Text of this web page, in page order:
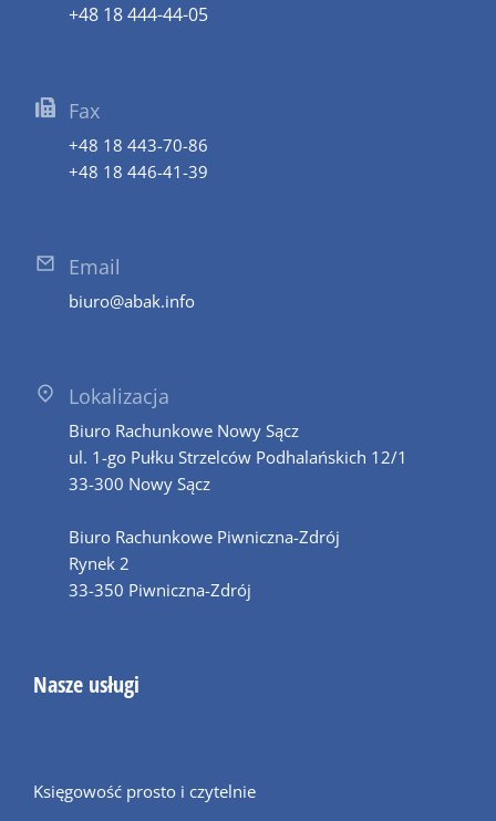
+48 18 444-44-05
Fax
+48 18 443-70-86
+48 18 446-41-39
Email
biuro@abak.info
Lokalizacja
Biuro Rachunkowe Nowy Sącz
ul. 1-go Pułku Strzelców Podhalańskich 12/1
33-300 Nowy Sącz
Biuro Rachunkowe Piwniczna-Zdrój
Rynek 2
33-350 Piwniczna-Zdrój
Nasze usługi
Księgowość prosto i czytelnie